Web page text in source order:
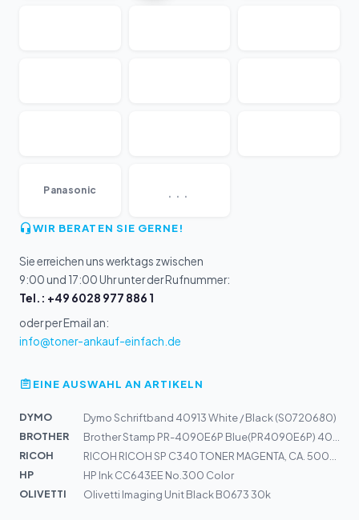
Panasonic ...
WIR BERATEN SIE GERNE!
Sie erreichen uns werktags zwischen
9:00 und 17:00 Uhr unter der Rufnummer:
Tel.: +49 6028 977 886 1
oder per Email an:
info@toner-ankauf-einfach.de
EINE AUSWAHL AN ARTIKELN
DYMO
Dymo Schriftband 40913 White / Black (S0720680)
BROTHER
RICOH
HP
HP Ink CC643EE No.300 Color
OLIVETTI
Olivetti Imaging Unit Black B0673 30k